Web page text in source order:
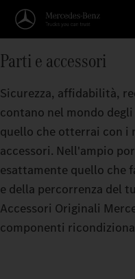
Parti e accessori
Sicurezza, affidabilità,
contano nel mondo
quello che otterrai con i
accessori. Nell'ampio
esattamente quello che
e della percorrenza del
Accessori Originali
componenti